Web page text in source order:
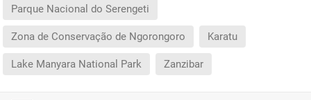
Parque Nacional do Serengeti
Zona de Conservação de Ngorongoro Karatu
Lake Manyara National Park Zanzibar